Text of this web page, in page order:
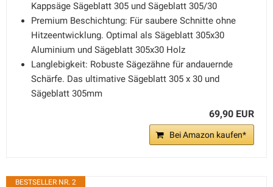
Kappsäge Sägeblatt 305 und Sägeblatt 305/30
Premium Beschichtung: Für saubere Schnitte ohne
Hitzeentwicklung. Optimal als Sägeblatt 305x30
Aluminium und Sägeblatt 305x30 Holz
Langlebigkeit: Robuste Sägezähne für andauernde
Schärfe. Das ultimative Sägeblatt 305 x 30 und
Sägeblatt 305mm
69,90 EUR
Bei Amazon kaufen*
BESTSELLER NR. 2